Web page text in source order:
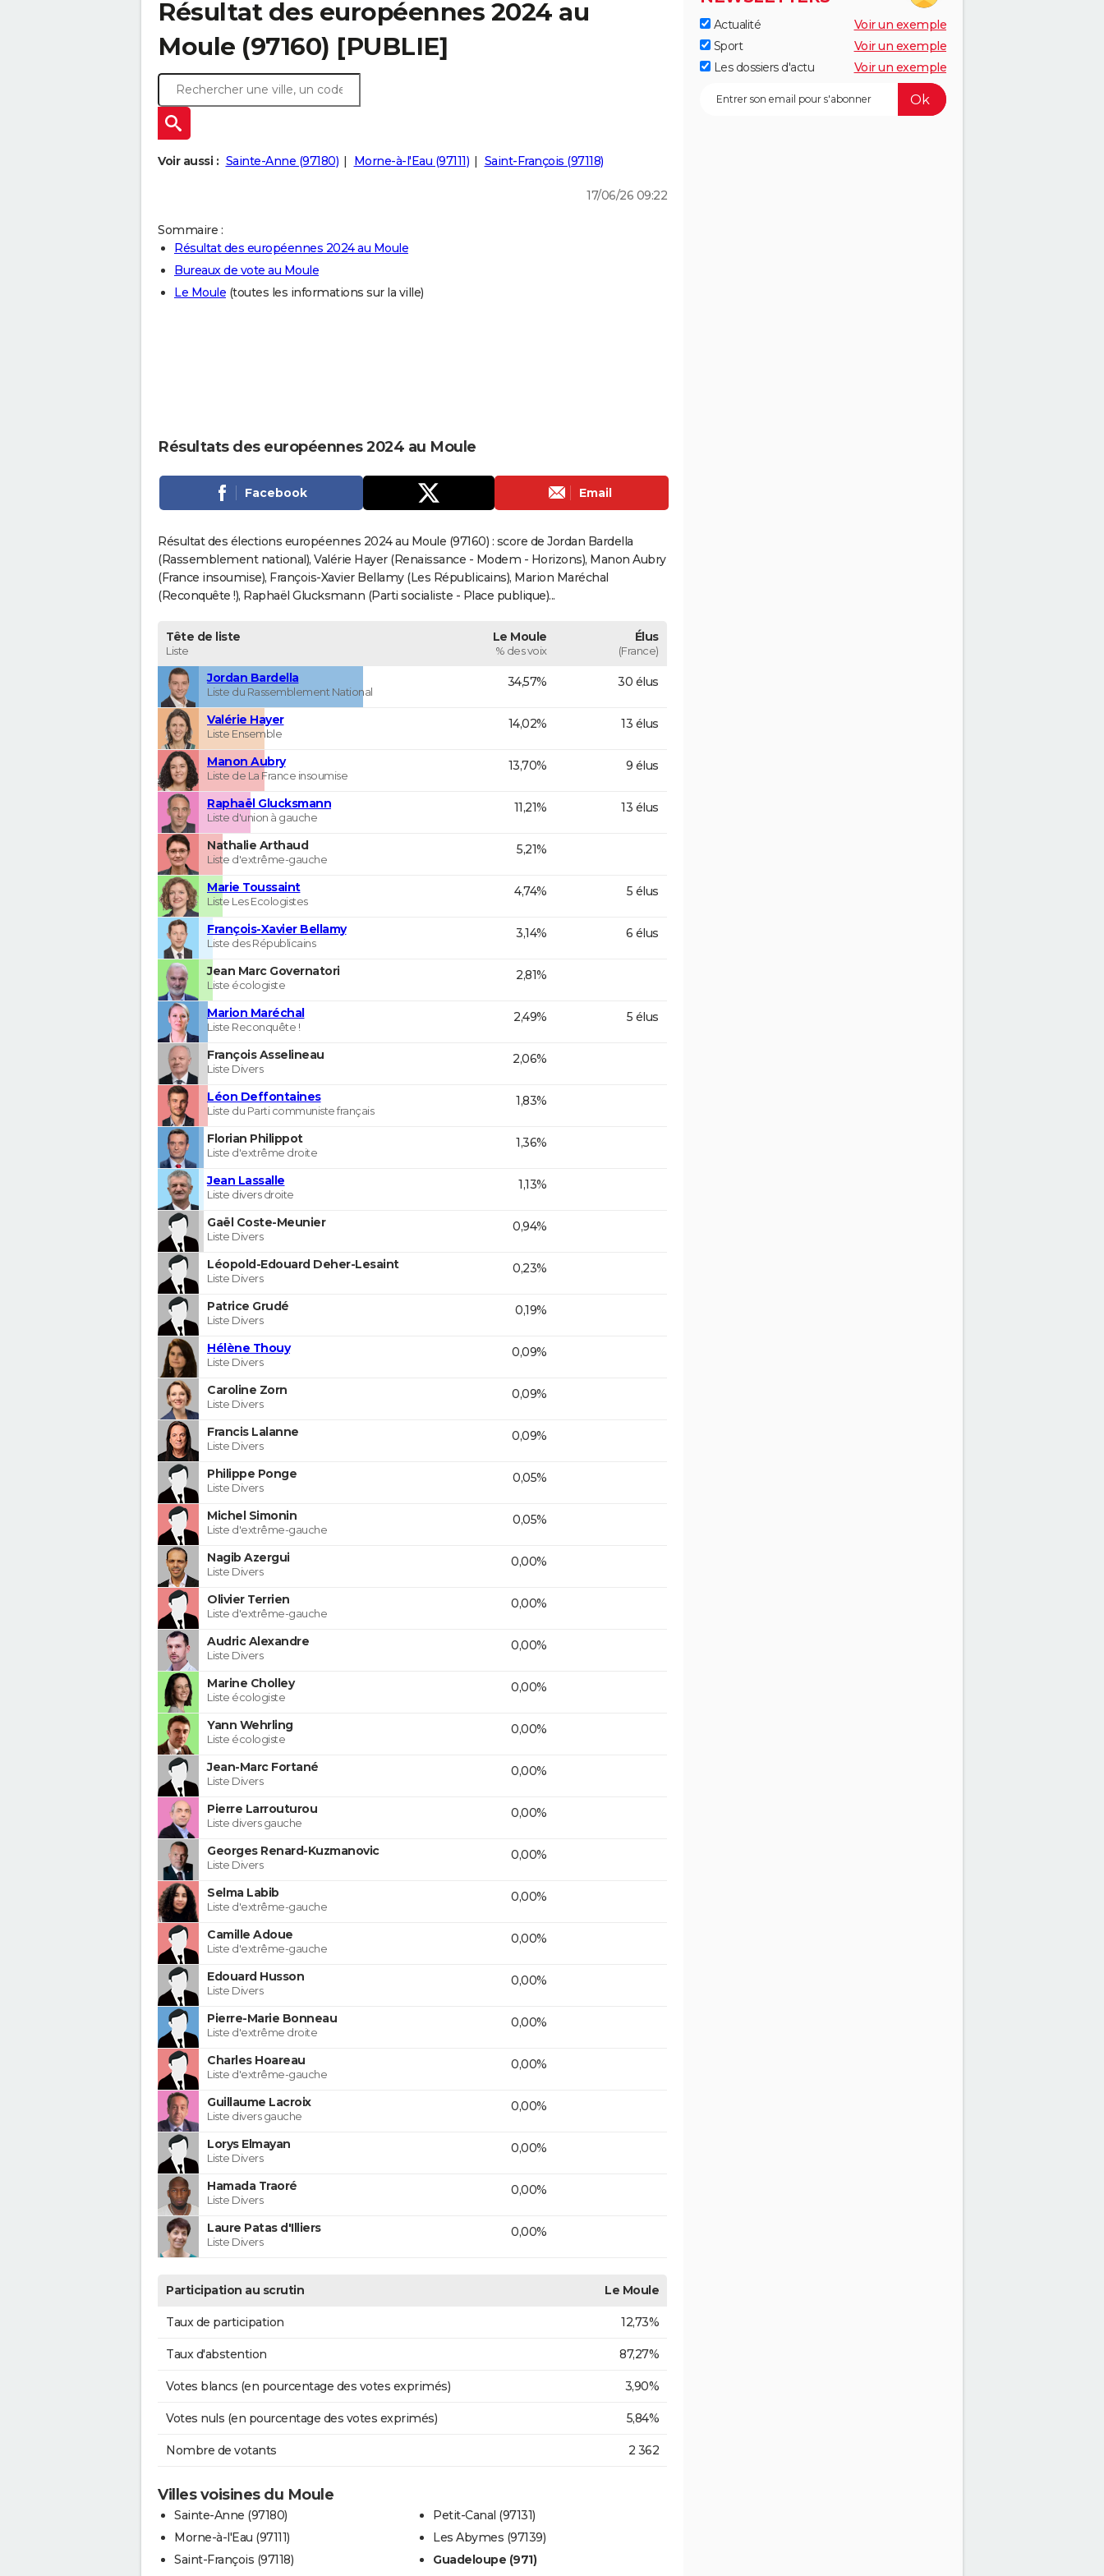
Résultat des européennes 2024 au
Moule (97160) [PUBLIE]
Voir aussi : Sainte-Anne (97180) Morne-à-l'Eau (97111) Saint-François (97118)
17/06/26 09:22
Sommaire :
Résultat des européennes 2024 au Moule
Bureaux de vote au Moule
Le Moule (toutes les informations sur la ville)
Résultats des européennes 2024 au Moule
Facebook Email
Résultat des élections européennes 2024 au Moule (97160) : score de Jordan Bardella
(Rassemblement national), Valérie Hayer (Renaissance - Modem - Horizons), Manon Aubry
(France insoumise), François-Xavier Bellamy (Les Républicains), Marion Maréchal
(Reconquête !), Raphaël Glucksmann (Parti socialiste - Place publique)...
Tête de liste
Liste
Le Moule
% des voix
Élus
(France)
Jordan Bardella
Liste du Rassemblement National
34,57% 30 élus
Valérie Hayer
Liste Ensemble
14,02% 13 élus
Manon Aubry
Liste de La France insoumise
13,70% 9 élus
Raphaël Glucksmann
Liste d'union à gauche
11,21% 13 élus
Nathalie Arthaud
Liste d'extrême-gauche
5,21%
Marie Toussaint
Liste Les Ecologistes
4,74% 5 élus
François-Xavier Bellamy
Liste des Républicains
3,14% 6 élus
Jean Marc Governatori
Liste écologiste
2,81%
Marion Maréchal
Liste Reconquête !
2,49% 5 élus
François Asselineau
Liste Divers
2,06%
Léon Deffontaines
Liste du Parti communiste français
1,83%
Florian Philippot
Liste d'extrême droite
1,36%
Jean Lassalle
Liste divers droite
1,13%
Gaël Coste-Meunier
Liste Divers
0,94%
Léopold-Edouard Deher-Lesaint
Liste Divers
0,23%
Patrice Grudé
Liste Divers
0,19%
Hélène Thouy
Liste Divers
0,09%
Caroline Zorn
Liste Divers
0,09%
Francis Lalanne
Liste Divers
0,09%
Philippe Ponge
Liste Divers
0,05%
Michel Simonin
Liste d'extrême-gauche
0,05%
Nagib Azergui
Liste Divers
0,00%
Olivier Terrien
Liste d'extrême-gauche
0,00%
Audric Alexandre
Liste Divers
0,00%
Marine Cholley
Liste écologiste
0,00%
Yann Wehrling
Liste écologiste
0,00%
Jean-Marc Fortané
Liste Divers
0,00%
Pierre Larrouturou
Liste divers gauche
0,00%
Georges Renard-Kuzmanovic
Liste Divers
0,00%
Selma Labib
Liste d'extrême-gauche
0,00%
Camille Adoue
Liste d'extrême-gauche
0,00%
Edouard Husson
Liste Divers
0,00%
Pierre-Marie Bonneau
Liste d'extrême droite
0,00%
Charles Hoareau
Liste d'extrême-gauche
0,00%
Guillaume Lacroix
Liste divers gauche
0,00%
Lorys Elmayan
Liste Divers
0,00%
Hamada Traoré
Liste Divers
0,00%
Laure Patas d'Illiers
Liste Divers
0,00%
Participation au scrutin Le Moule
Taux de participation 12,73%
Taux d'abstention 87,27%
Votes blancs (en pourcentage des votes exprimés) 3,90%
Votes nuls (en pourcentage des votes exprimés) 5,84%
Nombre de votants 2 362
Villes voisines du Moule
Sainte-Anne (97180)
Morne-à-l'Eau (97111)
Saint-François (97118)
Petit-Canal (97131)
Les Abymes (97139)
Guadeloupe (971)
Actualité
Voir un exemple
Sport
Voir un exemple
Les dossiers d'actu
Voir un exemple